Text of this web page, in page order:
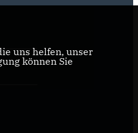
uns helfen, unser
können Sie